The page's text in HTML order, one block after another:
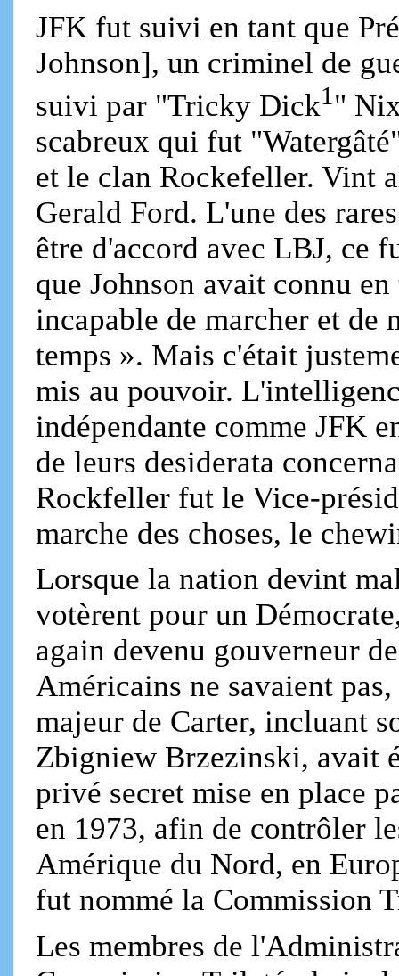
JFK fut suivi en tant que
Johnson], un criminel de
suivi par "Tricky Dick1 "
scabreux qui fut
et le clan Rockefeller. Vint
Gerald Ford. L'une des
être d'accord avec LBJ, ce
que Johnson avait connu
incapable de marcher et de
temps ». Mais c'était
mis au pouvoir.
indépendante comme JFK
de leurs desiderata
Rockfeller fut le Vice-
marche des choses, le
Lorsque la nation devint
votèrent pour un
again devenu gouverneur
Américains ne savaient
majeur de Carter, incluant
Zbigniew Brzezinski, avait
privé secret mise en place
en 1973, afin de contrôler
Amérique du Nord, en
fut nommé la Commission
Les membres de